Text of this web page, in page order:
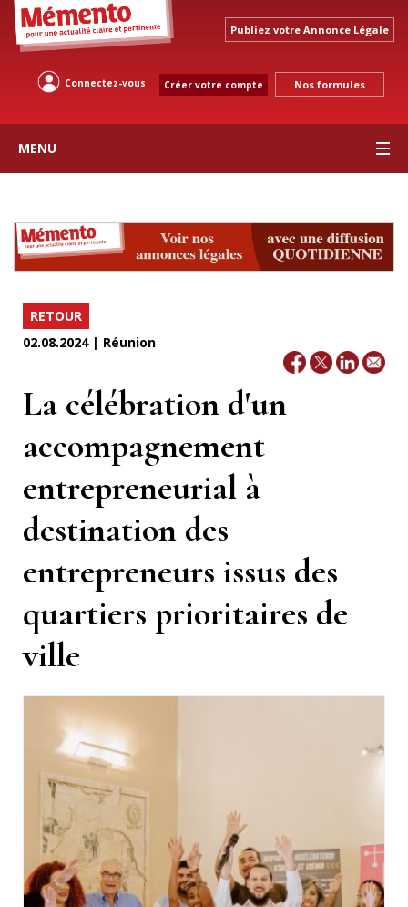
Publiez votre Annonce Légale
Connectez-vous Créer votre compte Nos formules
MENU
RETOUR
02.08.2024 | Réunion
La célébration d'un
accompagnement
entrepreneurial à
destination des
entrepreneurs issus des
quartiers prioritaires de
ville